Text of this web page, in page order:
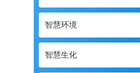
智慧环境
智慧生化